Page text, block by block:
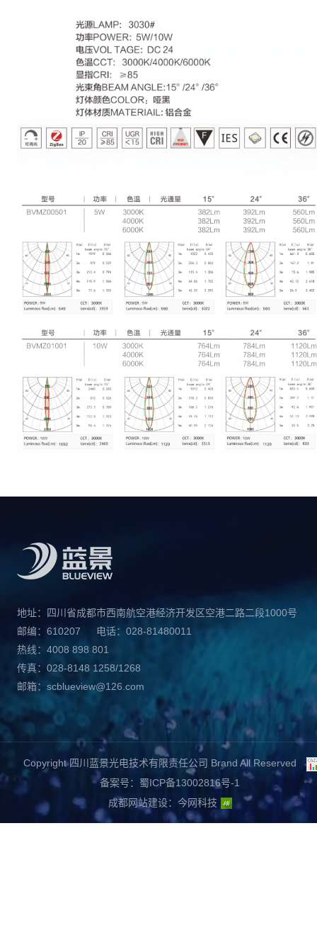
地址：四川省成都市西南航空港经济开发区空港二路二段1000号
邮编：610207
电话：028-81480011
热线：4008 898 801
传真：028-8148 1258/1268
邮箱：scblueview@126.com
Copyright 四川蓝景光电技术有限责任公司 Brand All Reserved
备案号：蜀ICP备13002816号-1
成都网站建设： 今网科技